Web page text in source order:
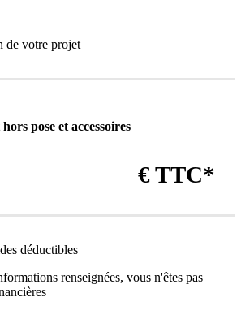
de votre projet
hors pose et accessoires
€ TTC*
déductibles
renseignées, vous n'êtes pas